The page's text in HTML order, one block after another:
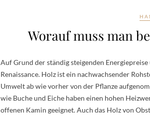
Worauf muss man
Auf Grund der ständig steigenden
Renaissance. Holz ist ein nachwachsender
Umwelt ab wie vorher von der Pflanze
wie Buche und Eiche haben einen hohen
offenen Kamin geeignet. Auch das Holz von